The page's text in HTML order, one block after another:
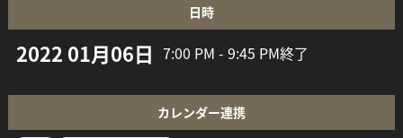
日時
2022 01月06日 7:00 PM - 9:45 PM終了
カレンダー連携